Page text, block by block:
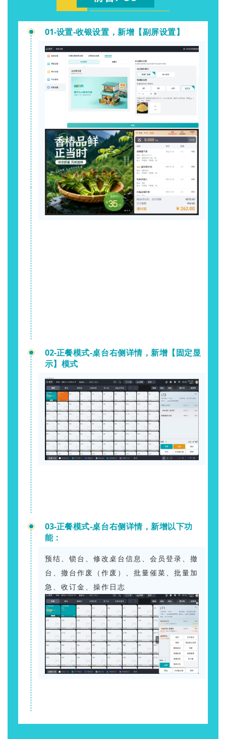
01-设置-收银设置，新增【副屏设置】
02-正餐模式-桌台右侧详情，新增【固定显
示】模式
03-正餐模式-桌台右侧详情，新增以下功
能：
预结、锁台、修改桌台信息、会员登录、撤
台、撤台作废（作废）、批量催菜、批量加
急、收订金、操作日志